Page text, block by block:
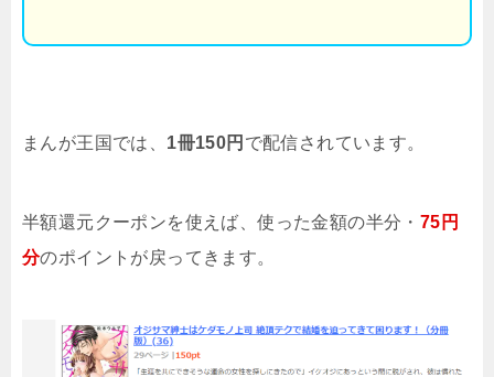
まんが王国では、 1冊150円 で配信されています。
半額還元クーポンを使えば、使った金額の半分・ 75円
分のポイントが戻ってきます。